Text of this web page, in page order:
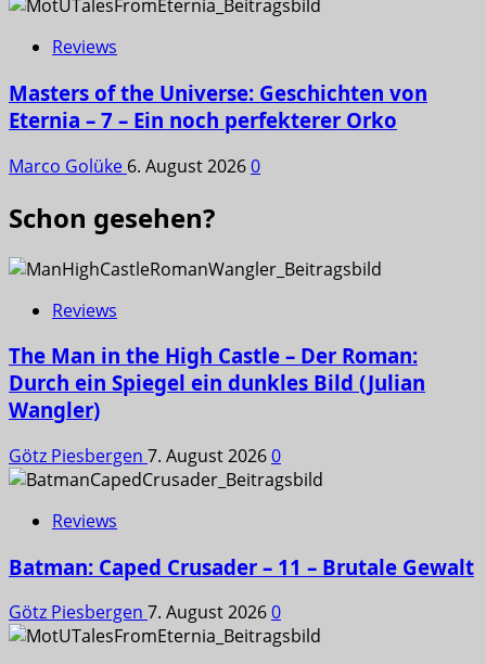
Reviews
Masters of the Universe: Geschichten von
Eternia – 7 – Ein noch perfekterer Orko
Marco Golüke 6. August 20260
Schon gesehen?
Reviews
The Man in the High Castle – Der Roman:
Durch ein Spiegel ein dunkles Bild (Julian
Wangler)
Götz Piesbergen 7. August 20260
Reviews
Batman: Caped Crusader – 11 – Brutale Gewalt
Götz Piesbergen 7. August 20260